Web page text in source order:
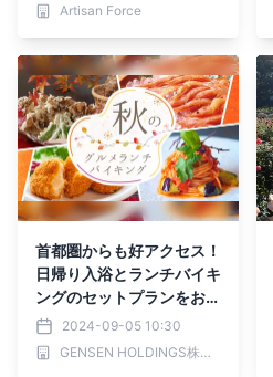
Artisan Force
首都圏からも好アクセス！
日帰り入浴とランチバイキ
ングのセットプランをお手
頃料金で楽しめる 大江戸
温泉物語 君津の森で秋の
ランチバイキングがスター
2024-09-05 10:30
GENSEN HOLDINGS株式会社